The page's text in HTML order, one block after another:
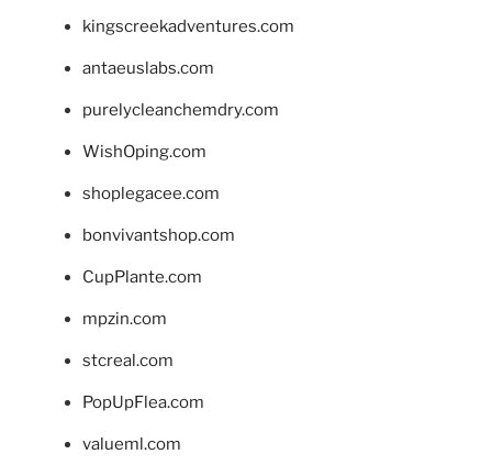
kingscreekadventures.com
antaeuslabs.com
purelycleanchemdry.com
WishOping.com
shoplegacee.com
bonvivantshop.com
CupPlante.com
mpzin.com
stcreal.com
PopUpFlea.com
valueml.com